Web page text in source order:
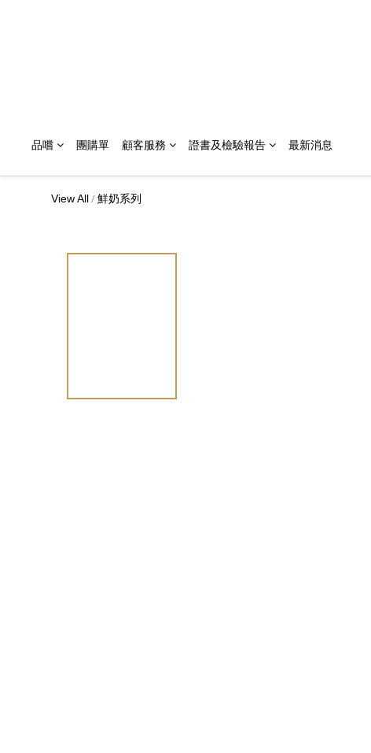
品嚐 團購單 顧客服務 證書及檢驗報告 最新消息
View All /鮮奶系列